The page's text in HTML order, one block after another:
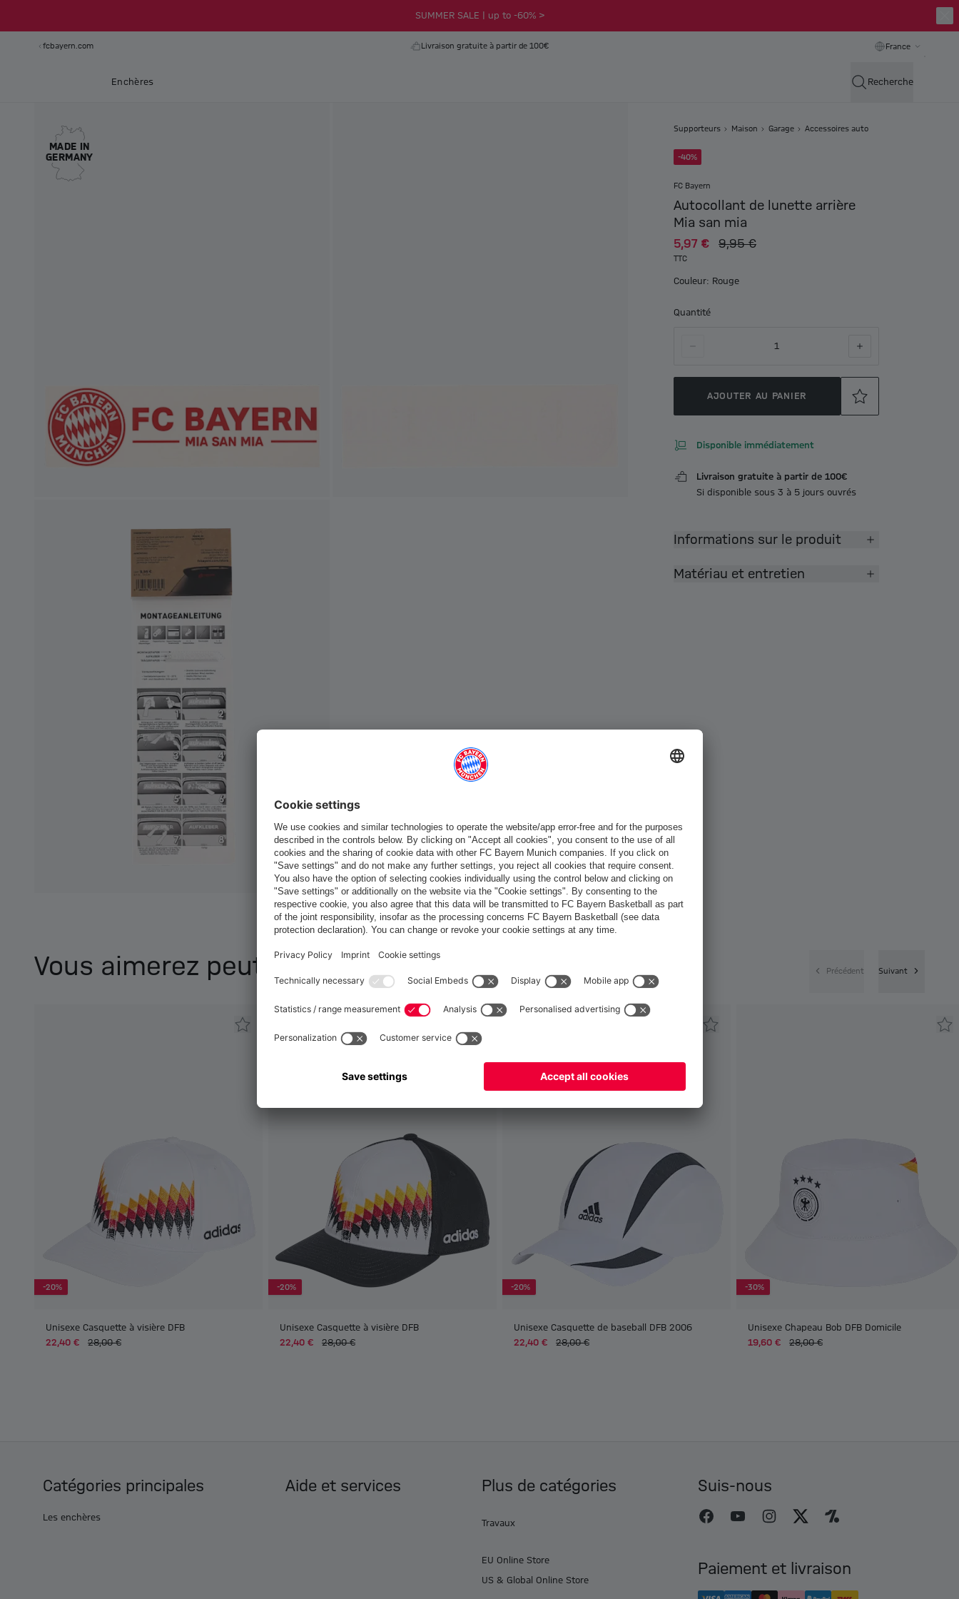
SUMMER SALE | up to -60% >
fcbayern.com Livraison gratuite à partir de 100€ France
Enchères Recherche
MADE IN
GERMANY
Supporteurs Maison Garage Accessoires auto
-40%
FC Bayern
Autocollant de lunette arrière
Mia san mia
5,97 € 9,95 €
TTC
Couleur: Rouge
Quantité
1
AJOUTER AU PANIER
Disponible immédiatement
Livraison gratuite à partir de 100€
Si disponible sous 3 à 5 jours ouvrés
Informations sur le produit
Matériau et entretien
Vous aimerez peut-être ça aussi Précédent Suivant
-20%
Unisexe Casquette à visière DFB
22,40 €
28,00 €
-20%
Unisexe Casquette à visière DFB
22,40 €
28,00 €
-20%
Unisexe Casquette de baseball DFB 2006
22,40 €
28,00 €
-30%
Unisexe Chapeau Bob DFB Domicile
19,60 €
28,00 €
Catégories principales
Les enchères
Aide et services Plus de catégories
Travaux
EU Online Store
US & Global Online Store
Suis-nous
Paiement et livraison
Voulez-vous rester dans la boutique France?
Mondial pour y livrer!